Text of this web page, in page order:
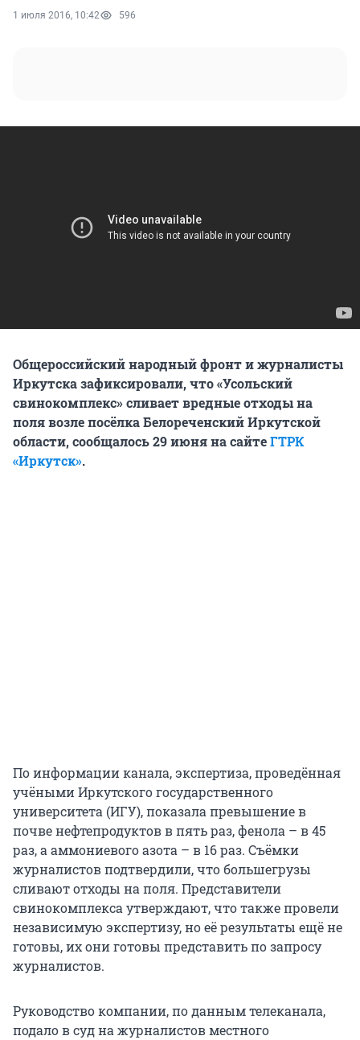
1 июля 2016, 10:42 596
Общероссийский народный фронт и журналисты
Иркутска зафиксировали, что «Усольский
свинокомплекс» сливает вредные отходы на
поля возле посёлка Белореченский Иркутской
области, сообщалось 29 июня на сайтеГТРК
«Иркутск».
По информации канала, экспертиза, проведённая
учёными Иркутского государственного
университета (ИГУ), показала превышение в
почве нефтепродуктов в пять раз, фенола – в 45
раз, а аммониевого азота – в 16 раз. Съёмки
журналистов подтвердили, что большегрузы
сливают отходы на поля. Представители
свинокомплекса утверждают, что также провели
независимую экспертизу, но её результаты ещё не
готовы, их они готовы представить по запросу
журналистов.
Руководство компании, по данным телеканала,
подало в суд на журналистов местного